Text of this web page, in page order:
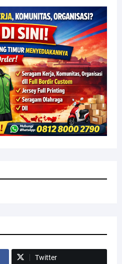
Twitter